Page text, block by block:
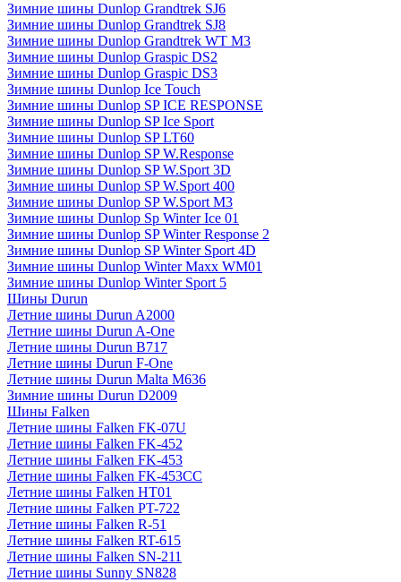
Зимние шины Dunlop Grandtrek SJ6
Зимние шины Dunlop Grandtrek SJ8
Зимние шины Dunlop Grandtrek WT M3
Зимние шины Dunlop Graspic DS2
Зимние шины Dunlop Graspic DS3
Зимние шины Dunlop Ice Touch
Зимние шины Dunlop SP ICE RESPONSE
Зимние шины Dunlop SP Ice Sport
Зимние шины Dunlop SP LT60
Зимние шины Dunlop SP W.Response
Зимние шины Dunlop SP W.Sport 3D
Зимние шины Dunlop SP W.Sport 400
Зимние шины Dunlop SP W.Sport M3
Зимние шины Dunlop Sp Winter Ice 01
Зимние шины Dunlop SP Winter Response 2
Зимние шины Dunlop SP Winter Sport 4D
Зимние шины Dunlop Winter Maxx WM01
Зимние шины Dunlop Winter Sport 5
Шины Durun
Летние шины Durun A2000
Летние шины Durun A-One
Летние шины Durun B717
Летние шины Durun F-One
Летние шины Durun Malta M636
Зимние шины Durun D2009
Шины Falken
Летние шины Falken FK-07U
Летние шины Falken FK-452
Летние шины Falken FK-453
Летние шины Falken FK-453CC
Летние шины Falken HT01
Летние шины Falken PT-722
Летние шины Falken R-51
Летние шины Falken RT-615
Летние шины Falken SN-211
Летние шины Sunny SN828